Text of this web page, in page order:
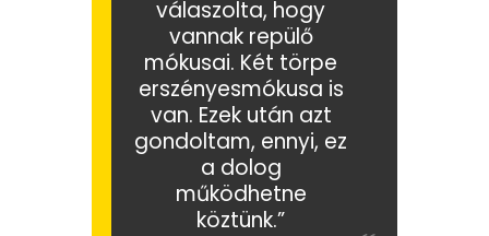
válaszolta, hogy
vannak repülő
mókusai. Két törpe
erszényesmókusa is
van. Ezek után azt
gondoltam, ennyi, ez
a dolog
működhetne
köztünk.”